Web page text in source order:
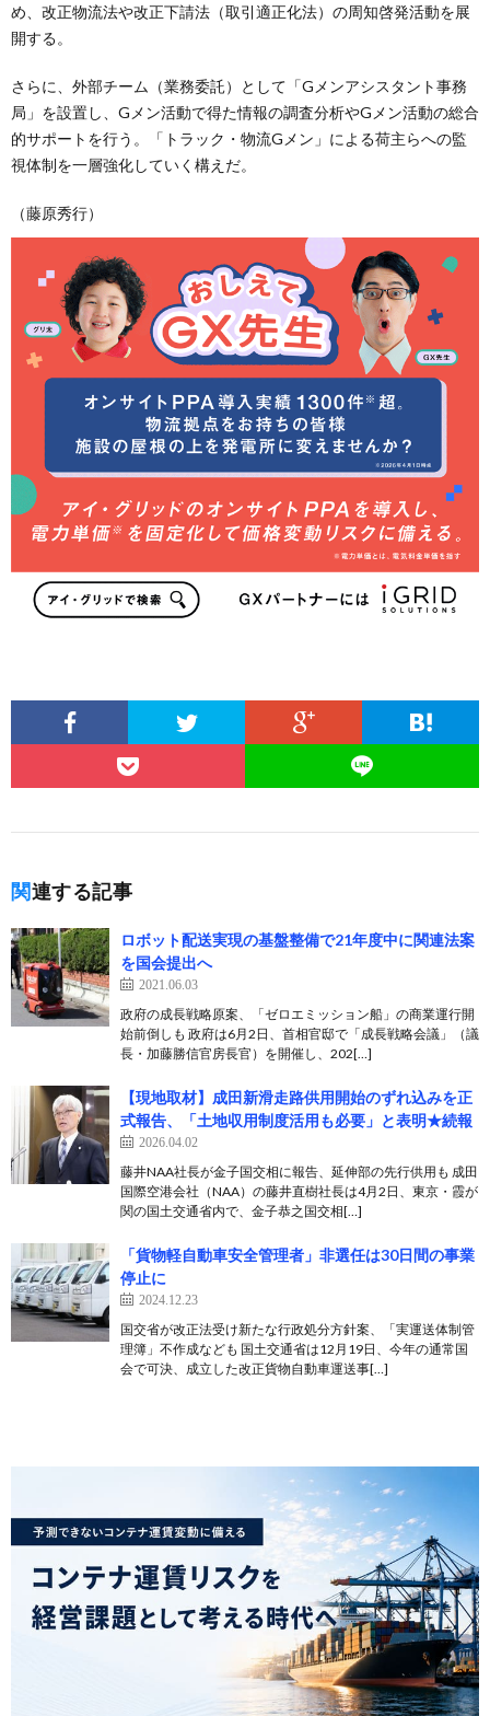
め、改正物流法や改正下請法（取引適正化法）の周知啓発活動を展
開する。
さらに、外部チーム（業務委託）として「Gメンアシスタント事務
局」を設置し、Gメン活動で得た情報の調査分析やGメン活動の総合
的サポートを行う。「トラック・物流Gメン」による荷主らへの監
視体制を一層強化していく構えだ。
（藤原秀行）
関連する記事
ロボット配送実現の基盤整備で21年度中に関連法案
を国会提出へ
2021.06.03
政府の成長戦略原案、「ゼロエミッション船」の商業運行開
始前倒しも 政府は6月2日、首相官邸で「成長戦略会議」（議
長・加藤勝信官房長官）を開催し、202[…]
【現地取材】成田新滑走路供用開始のずれ込みを正
式報告、「土地収用制度活用も必要」と表明★続報
2026.04.02
藤井NAA社長が金子国交相に報告、延伸部の先行供用も 成田
国際空港会社（NAA）の藤井直樹社長は4月2日、東京・霞が
関の国土交通省内で、金子恭之国交相[…]
「貨物軽自動車安全管理者」非選任は30日間の事業
停止に
2024.12.23
国交省が改正法受け新たな行政処分方針案、「実運送体制管
理簿」不作成なども 国土交通省は12月19日、今年の通常国
会で可決、成立した改正貨物自動車運送事[…]